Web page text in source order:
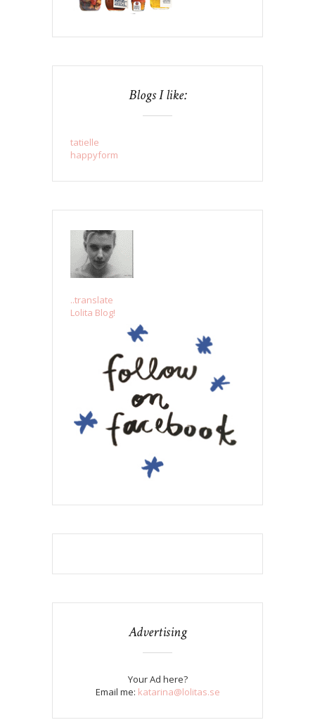
Blogs I like:
tatielle
happyform
..translate
Lolita Blog!
Advertising
Your Ad here?
Email me: katarina@lolitas.se